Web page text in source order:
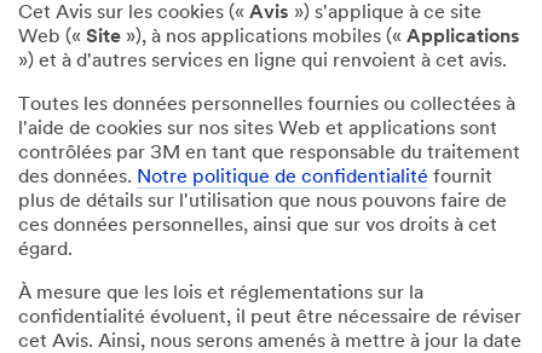
Cet Avis sur les cookies (« Avis ») s'applique à ce site
Web (« Site »), à nos applications mobiles (« Applications
») et à d'autres services en ligne qui renvoient à cet avis.
Toutes les données personnelles fournies ou collectées à
l'aide de cookies sur nos sites Web et applications sont
contrôlées par 3M en tant que responsable du traitement
des données. Notre politique de confidentialité fournit
plus de détails sur l'utilisation que nous pouvons faire de
ces données personnelles, ainsi que sur vos droits à cet
égard.
À mesure que les lois et réglementations sur la
confidentialité évoluent, il peut être nécessaire de réviser
cet Avis. Ainsi, nous serons amenés à mettre à jour la date